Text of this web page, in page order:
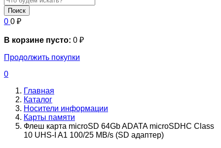
Поиск
0 0 ₽
В корзине пусто: 0 ₽
Продолжить покупки
0
Главная
Каталог
Носители информации
Карты памяти
Флеш карта microSD 64Gb ADATA microSDHC Class
10 UHS-I A1 100/25 MB/s (SD адаптер)